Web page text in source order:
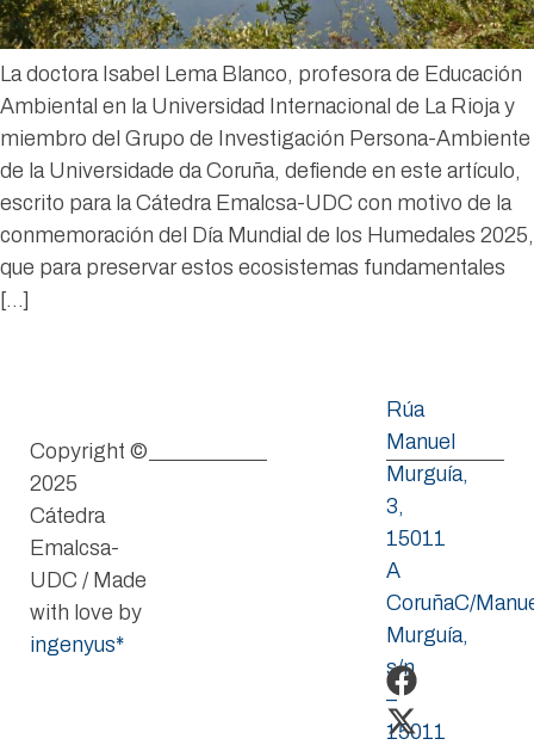
La doctora Isabel Lema Blanco, profesora de Educación
Ambiental en la Universidad Internacional de La Rioja y
miembro del Grupo de Investigación Persona-Ambiente
de la Universidade da Coruña, defiende en este artículo,
escrito para la Cátedra Emalcsa-UDC con motivo de la
conmemoración del Día Mundial de los Humedales 2025,
que para preservar estos ecosistemas fundamentales
[…]
Rúa
Manuel
Murguía,
3,
15011
A
CoruñaC/
Murguía,
s/n
–
15011
Copyright ©
2025
Cátedra
Emalcsa-
UDC / Made
with love by
ingenyus*